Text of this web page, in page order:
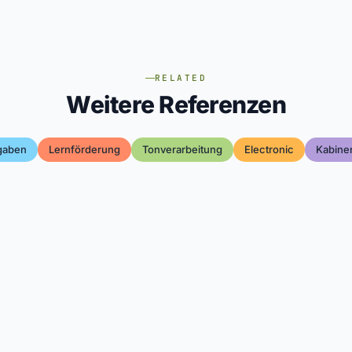
RELATED
Weitere Referenzen
Lernförderung Tonverarbeitung Electronic